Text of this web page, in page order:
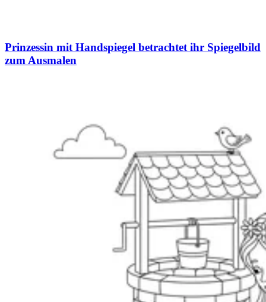
Prinzessin mit Handspiegel betrachtet ihr Spiegelbild
zum Ausmalen